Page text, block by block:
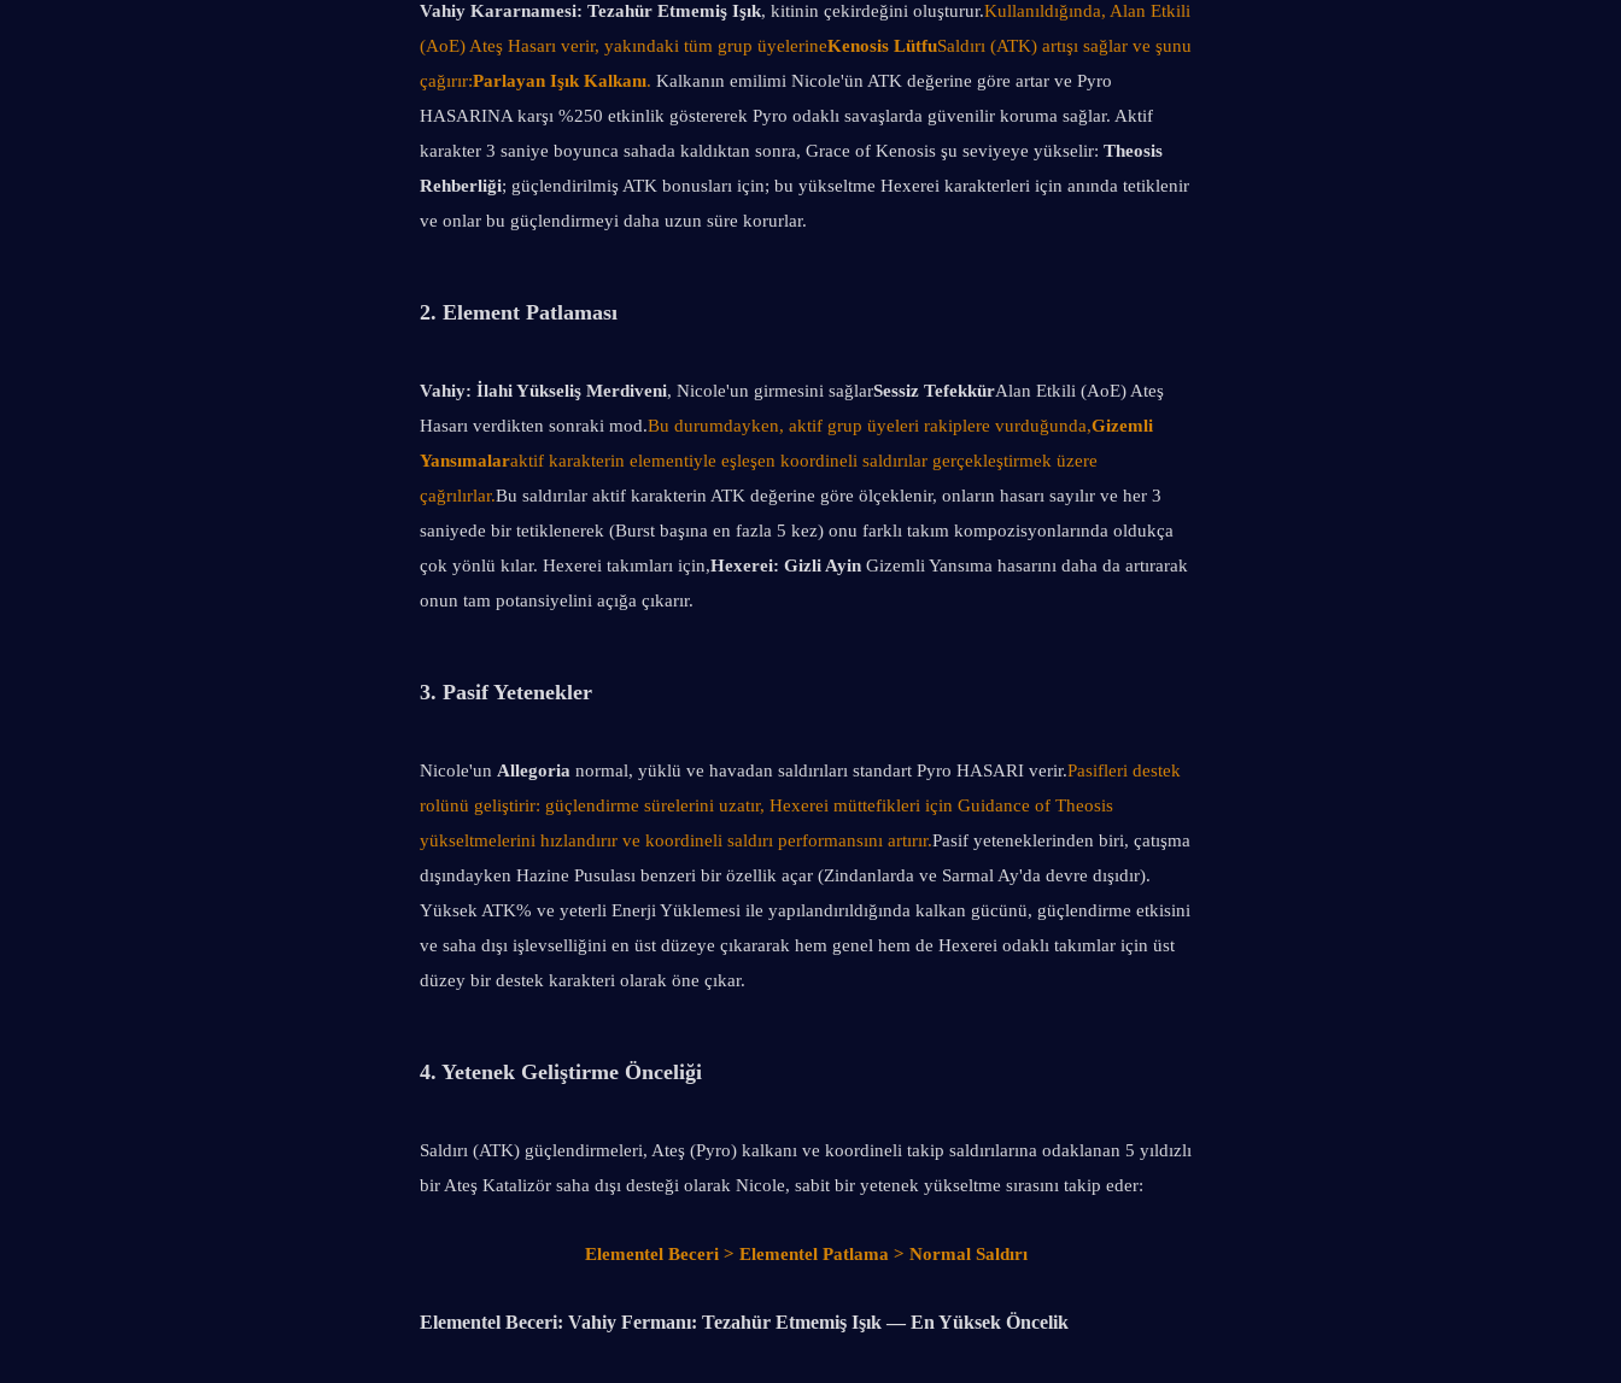
Vahiy Kararnamesi: Tezahür Etmemiş Işık, kitinin çekirdeğini oluşturur.Kullanıldığında, Alan Etkili
(AoE) Ateş Hasarı verir, yakındaki tüm grup üyelerineKenosis LütfuSaldırı (ATK) artışı sağlar ve şunu
çağırır:Parlayan Işık Kalkanı. Kalkanın emilimi Nicole'ün ATK değerine göre artar ve Pyro
HASARINA karşı %250 etkinlik göstererek Pyro odaklı savaşlarda güvenilir koruma sağlar. Aktif
karakter 3 saniye boyunca sahada kaldıktan sonra, Grace of Kenosis şu seviyeye yükselir: Theosis
Rehberliği; güçlendirilmiş ATK bonusları için; bu yükseltme Hexerei karakterleri için anında tetiklenir
ve onlar bu güçlendirmeyi daha uzun süre korurlar.
2. Element Patlaması
Vahiy: İlahi Yükseliş Merdiveni, Nicole'un girmesini sağlarSessiz TefekkürAlan Etkili (AoE) Ateş
Hasarı verdikten sonraki mod.Bu durumdayken, aktif grup üyeleri rakiplere vurduğunda,Gizemli
Yansımalaraktif karakterin elementiyle eşleşen koordineli saldırılar gerçekleştirmek üzere
çağrılırlar.Bu saldırılar aktif karakterin ATK değerine göre ölçeklenir, onların hasarı sayılır ve her 3
saniyede bir tetiklenerek (Burst başına en fazla 5 kez) onu farklı takım kompozisyonlarında oldukça
çok yönlü kılar. Hexerei takımları için,Hexerei: Gizli Ayin Gizemli Yansıma hasarını daha da artırarak
onun tam potansiyelini açığa çıkarır.
3. Pasif Yetenekler
Nicole'un Allegoria normal, yüklü ve havadan saldırıları standart Pyro HASARI verir.Pasifleri destek
rolünü geliştirir: güçlendirme sürelerini uzatır, Hexerei müttefikleri için Guidance of Theosis
yükseltmelerini hızlandırır ve koordineli saldırı performansını artırır.Pasif yeteneklerinden biri, çatışma
dışındayken Hazine Pusulası benzeri bir özellik açar (Zindanlarda ve Sarmal Ay'da devre dışıdır).
Yüksek ATK% ve yeterli Enerji Yüklemesi ile yapılandırıldığında kalkan gücünü, güçlendirme etkisini
ve saha dışı işlevselliğini en üst düzeye çıkararak hem genel hem de Hexerei odaklı takımlar için üst
düzey bir destek karakteri olarak öne çıkar.
4. Yetenek Geliştirme Önceliği
Saldırı (ATK) güçlendirmeleri, Ateş (Pyro) kalkanı ve koordineli takip saldırılarına odaklanan 5 yıldızlı
bir Ateş Katalizör saha dışı desteği olarak Nicole, sabit bir yetenek yükseltme sırasını takip eder:
Elementel Beceri > Elementel Patlama > Normal Saldırı
Elementel Beceri: Vahiy Fermanı: Tezahür Etmemiş Işık — En Yüksek Öncelik